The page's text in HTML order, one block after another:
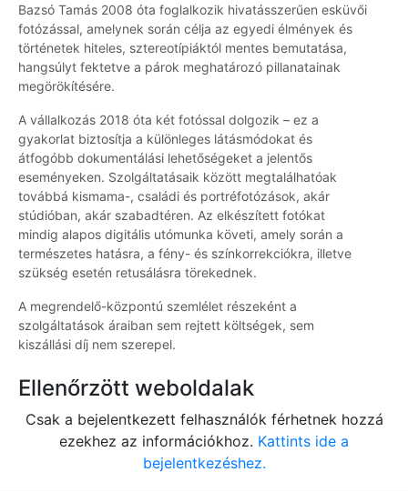
Bazsó Tamás 2008 óta foglalkozik hivatásszerűen esküvői
fotózással, amelynek során célja az egyedi élmények és
történetek hiteles, sztereotípiáktól mentes bemutatása,
hangsúlyt fektetve a párok meghatározó pillanatainak
megörökítésére.
A vállalkozás 2018 óta két fotóssal dolgozik – ez a
gyakorlat biztosítja a különleges látásmódokat és
átfogóbb dokumentálási lehetőségeket a jelentős
eseményeken. Szolgáltatásaik között megtalálhatóak
továbbá kismama-, családi és portréfotózások, akár
stúdióban, akár szabadtéren. Az elkészített fotókat
mindig alapos digitális utómunka követi, amely során a
természetes hatásra, a fény- és színkorrekciókra, illetve
szükség esetén retusálásra törekednek.
A megrendelő-központú szemlélet részeként a
szolgáltatások áraiban sem rejtett költségek, sem
kiszállási díj nem szerepel.
Ellenőrzött weboldalak
Csak a bejelentkezett felhasználók férhetnek hozzá
ezekhez az információkhoz. Kattints ide a
bejelentkezéshez.